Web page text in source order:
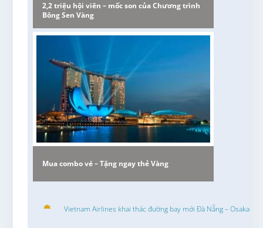
2,2 triệu hội viên – mốc son của Chương trình
Bông Sen Vàng
Mua combo vé – Tặng ngay thẻ Vàng
Vietnam Airlines khai thác đường bay mới Đà Nẵng – Osaka